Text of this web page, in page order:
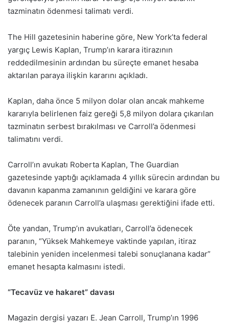
tazminatın ödenmesi talimatı verdi.
The Hill gazetesinin haberine göre, New York’ta federal
yargıç Lewis Kaplan, Trump’ın karara itirazının
reddedilmesinin ardından bu süreçte emanet hesaba
aktarılan paraya ilişkin kararını açıkladı.
Kaplan, daha önce 5 milyon dolar olan ancak mahkeme
kararıyla belirlenen faiz gereği 5,8 milyon dolara çıkarılan
tazminatın serbest bırakılması ve Carroll’a ödenmesi
talimatını verdi.
Carroll’ın avukatı Roberta Kaplan, The Guardian
gazetesinde yaptığı açıklamada 4 yıllık sürecin ardından bu
davanın kapanma zamanının geldiğini ve karara göre
ödenecek paranın Carroll’a ulaşması gerektiğini ifade etti.
Öte yandan, Trump’ın avukatları, Carroll’a ödenecek
paranın, “Yüksek Mahkemeye vaktinde yapılan, itiraz
talebinin yeniden incelenmesi talebi sonuçlanana kadar”
emanet hesapta kalmasını istedi.
“Tecavüz ve hakaret” davası
Magazin dergisi yazarı E. Jean Carroll, Trump’ın 1996